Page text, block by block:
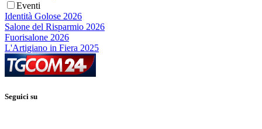
Eventi
Identità Golose 2026
Salone del Risparmio 2026
Fuorisalone 2026
L'Artigiano in Fiera 2025
Seguici su